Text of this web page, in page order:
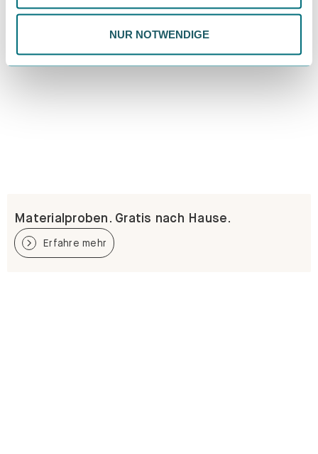
Datenschutzrichtlinie.
NUR NOTWENDIGE
Materialproben. Gratis nach Hause.
Erfahre mehr